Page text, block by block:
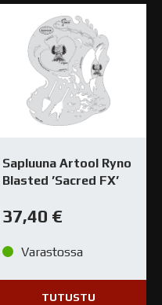
Sapluuna Artool Ryno
Blasted ’Sacred FX’
37,40 €
Varastossa
TUTUSTU